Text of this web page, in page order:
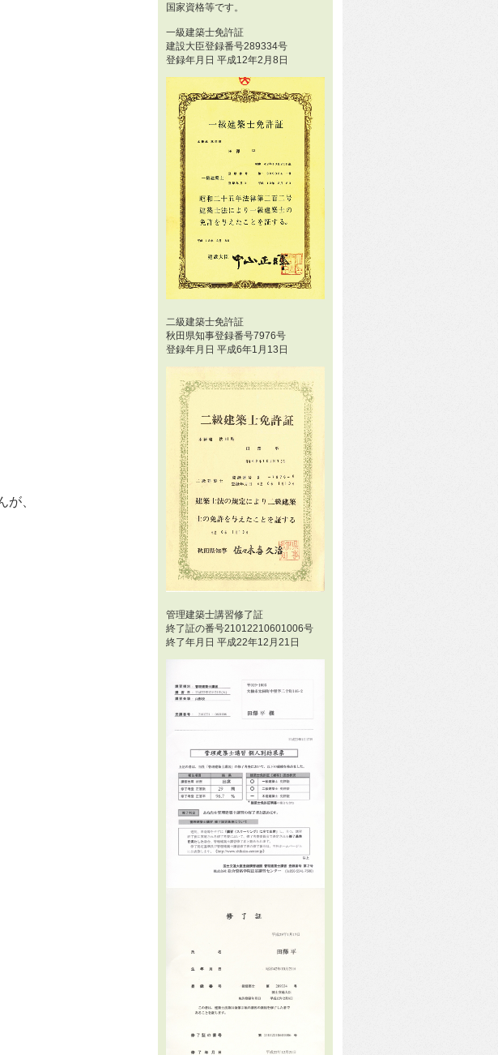
、
国家資格等です。
一級建築士免許証
建設大臣登録番号289334号
登録年月日 平成12年2月8日
二級建築士免許証
秋田県知事登録番号7976号
登録年月日 平成6年1月13日
管理建築士講習修了証
終了証の番号21012210601006号
終了年月日 平成22年12月21日